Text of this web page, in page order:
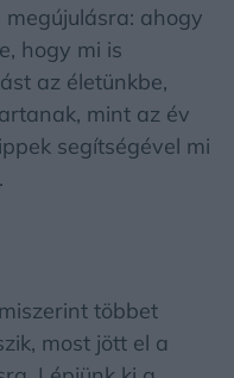
ahogy
hogy mi is
az életünkbe,
mint az év
segítségével mi
többet
most jött el a